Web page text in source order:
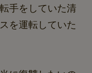
手をしていた清
を運転していた